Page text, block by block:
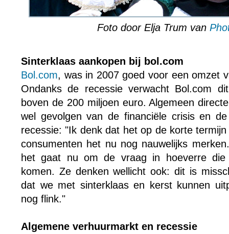
Foto door Elja Trum van
Sinterklaas aankopen bij bol.com
Bol.com, was in 2007 goed voor een omzet
Ondanks de recessie verwacht Bol.com
boven de 200 miljoen euro. Algemeen
wel gevolgen van de financiële crisis en
recessie: "Ik denk dat het op de korte
consumenten het nu nog nauwelijks
het gaat nu om de vraag in hoeverre die
komen. Ze denken wellicht ook: dit is
dat we met sinterklaas en kerst kunnen
nog flink."
Algemene verhuurmarkt en recessie